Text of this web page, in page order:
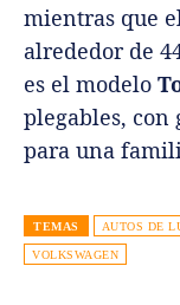
mientras que el
alrededor de
es el modelo
plegables, con
para una
TEMAS AUTOS DE
VOLKSWAGEN